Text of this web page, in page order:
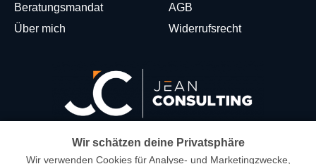
Beratungsmandat
Über mich
AGB
Widerrufsrecht
erstellt mitPeleides © Alle Rechte vorbehalten
Wir schätzen deine Privatsphäre
Wir verwenden Cookies für Analyse- und Marketingzwecke,